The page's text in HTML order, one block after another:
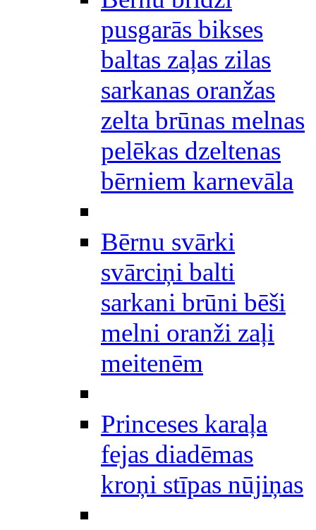
pusgarās bikses
baltas zaļas zilas
sarkanas oranžas
zelta brūnas melnas
pelēkas dzeltenas
bērniem karnevāla
Bērnu svārki
svārciņi balti
sarkani brūni bēši
melni oranži zaļi
meitenēm
Princeses karaļa
fejas diadēmas
kroņi stīpas nūjiņas